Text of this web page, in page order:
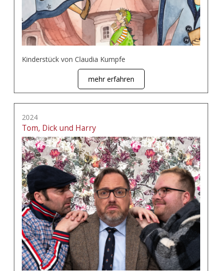
Kinderstück von Claudia Kumpfe
mehr erfahren
2024
Tom, Dick und Harry